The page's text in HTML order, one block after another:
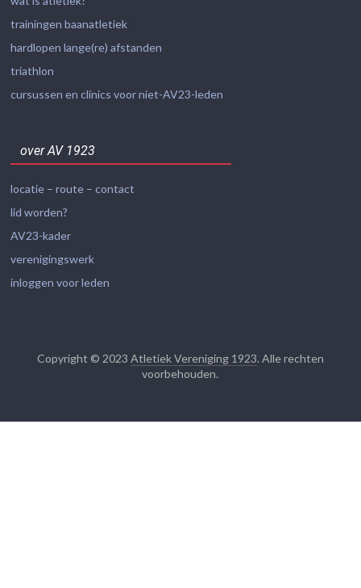
trainingen baanatletiek
hardlopen lange(re) afstanden
triathlon
cursussen en clinics voor niet-AV23-leden
over AV 1923
locatie – route – contact
lid worden?
AV23-kader
verenigingswerk
inloggen voor leden
Copyright © 2023 Atletiek Vereniging 1923. Alle rechten
voorbehouden.